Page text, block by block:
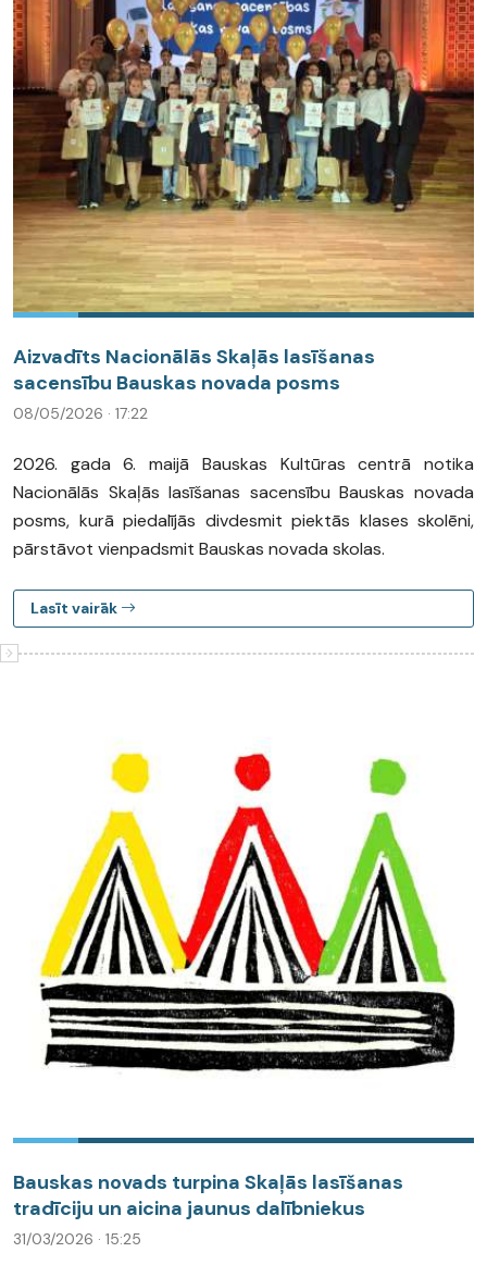
Aizvadīts Nacionālās Skaļās lasīšanas
sacensību Bauskas novada posms
08/05/2026 · 17:22
2026. gada 6. maijā Bauskas Kultūras centrā notika
Nacionālās Skaļās lasīšanas sacensību Bauskas novada
posms, kurā piedalījās divdesmit piektās klases skolēni,
pārstāvot vienpadsmit Bauskas novada skolas.
Lasīt vairāk
Bauskas novads turpina Skaļās lasīšanas
tradīciju un aicina jaunus dalībniekus
31/03/2026 · 15:25